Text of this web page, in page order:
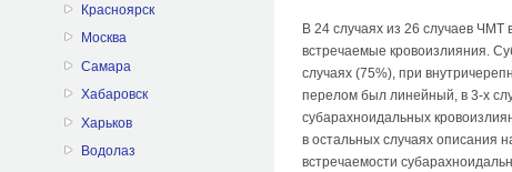
Красноярск
Москва
Самара
Хабаровск
Харьков
Водолаз
В 24 случаях из 26 случаев
встречаемые кровоизлияния.
случаях (75%), при
перелом был линейный, в 3-х
субарахноидальных
в остальных случаях описания
встречаемости